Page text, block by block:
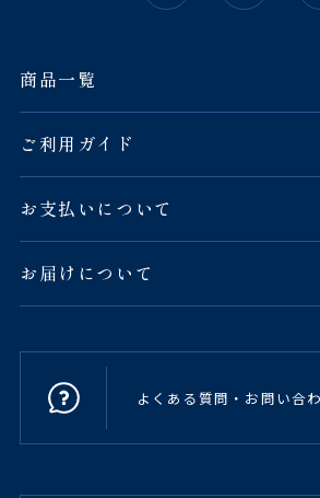
商品一覧
ご利用ガイド
お支払いについて
お届けについて
よくある質問・お問い合